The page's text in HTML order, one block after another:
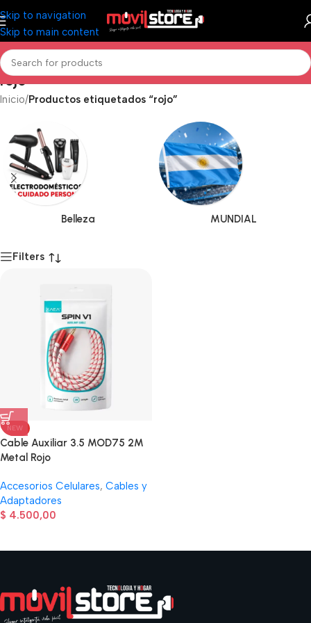
Skip to navigation
Skip to main content
rojo
Inicio/Productos etiquetados “rojo”
Belleza MUNDIAL
Filters
NEW
Cable Auxiliar 3.5 MOD75 2M
Metal Rojo
Accesorios Celulares, Cables y
Adaptadores
$ 4.500,00